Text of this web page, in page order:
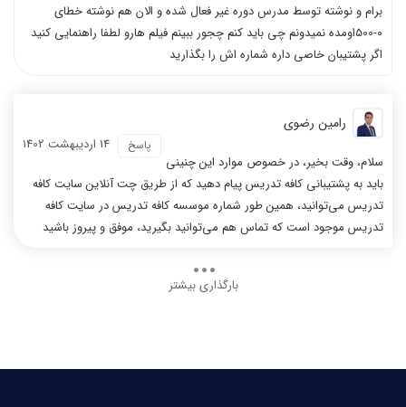
برام و نوشته توسط مدرس دوره غیر فعال شده و الان هم نوشته خطای
۰-500اومده نمیدونم چی باید کنم چجور ببینم فیلم هارو لطفا راهنمایی کنید
اگر پشتیبان خاصی داره شماره اش را بگذارید
رامین رضوی
14 ارديبهشت 1402 پاسخ
سلام، وقت بخیر، در خصوص موارد این چنینی
باید به پشتیبانی کافه تدریس پیام دهید که از طریق چت آنلاین سایت کافه
تدریس می‌توانید، همین طور شماره موسسه کافه تدریس در سایت کافه
تدریس موجود است که تماس هم می‌توانید بگیرید، موفق و پیروز باشید
بارگذاری بیشتر